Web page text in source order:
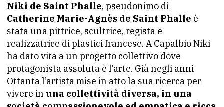
Niki de Saint Phalle, pseudonimo di
Catherine Marie-Agnès de Saint Phalle è
stata una pittrice, scultrice, regista e
realizzatrice di plastici francese. A Capalbio Niki
ha dato vita a un progetto collettivo dove
protagonista assoluta è l’arte. Già negli anni
Ottanta l’artista mise in atto la sua ricerca per
vivere in una collettività diversa, in una